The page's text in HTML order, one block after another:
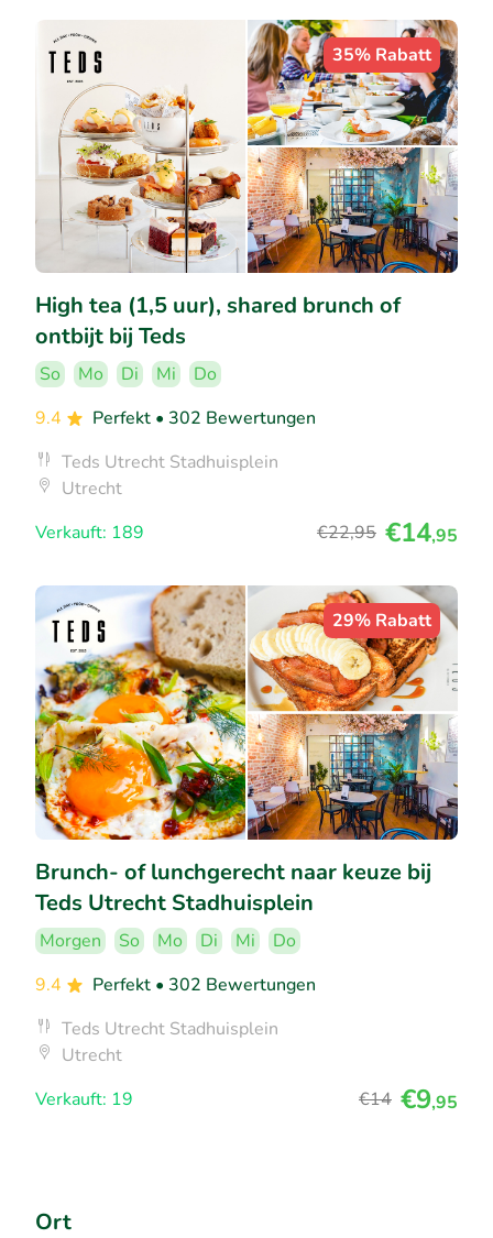
35% Rabatt
High tea (1,5 uur), shared brunch of
ontbijt bij Teds
So Mo Di Mi
Do
9.4
Perfekt • 302 Bewertungen
Teds Utrecht Stadhuisplein
Utrecht
Verkauft: 189
€22,95 €14,95
29% Rabatt
Brunch- of lunchgerecht naar keuze bij
Teds Utrecht Stadhuisplein
Morgen So Mo Di Mi
Do
9.4
Perfekt • 302 Bewertungen
Teds Utrecht Stadhuisplein
Utrecht
Verkauft: 19
€14 €9,95
Ort